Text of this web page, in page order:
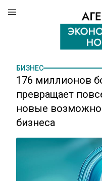
БИЗНЕС
176 миллионов
превращает
новые
бизнеса